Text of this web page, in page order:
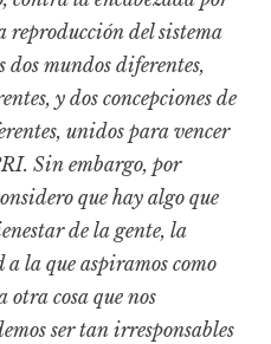
reproducción del sistema
dos mundos diferentes,
y dos concepciones de
unidos para vencer
Sin embargo, por
que hay algo que
de la gente, la
la que aspiramos como
otra cosa que nos
ser tan irresponsables